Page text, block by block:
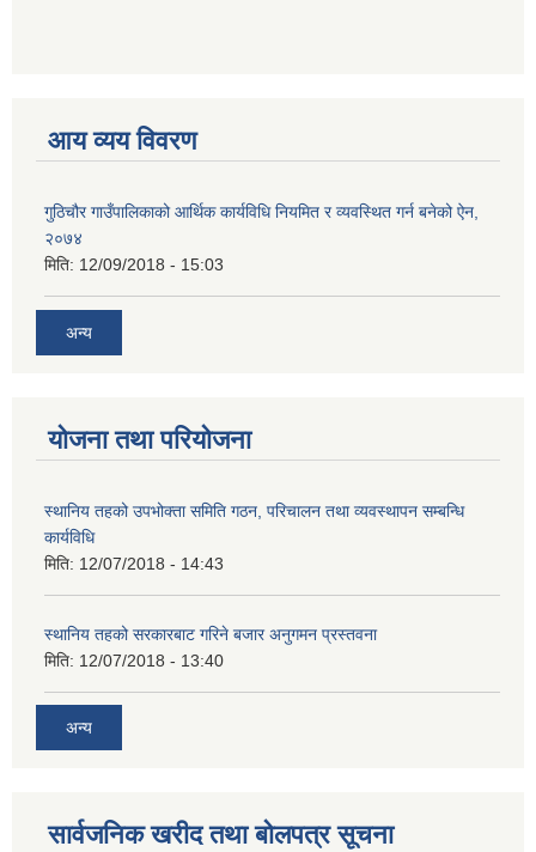
आय व्यय विवरण
गुठिचौर गाउँपालिकाको आर्थिक कार्यविधि नियमित र व्यवस्थित गर्न बनेको ऐन,
२०७४
मिति: 12/09/2018 - 15:03
अन्य
योजना तथा परियोजना
स्थानिय तहको उपभोक्ता समिति गठन, परिचालन तथा व्यवस्थापन सम्बन्धि
कार्यविधि
मिति: 12/07/2018 - 14:43
स्थानिय तहको सरकारबाट गरिने बजार अनुगमन प्रस्तवना
मिति: 12/07/2018 - 13:40
अन्य
सार्वजनिक खरीद तथा बोलपत्र सूचना